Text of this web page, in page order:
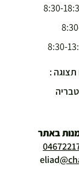
תצוגה :
eliad